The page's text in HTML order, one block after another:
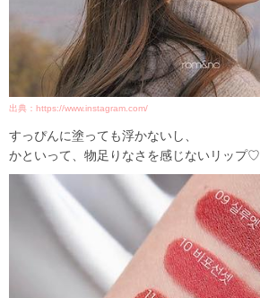
出典：https://www.instagram.com/
すっぴんに塗っても浮かないし、
かといって、物足りなさを感じないリップ♡